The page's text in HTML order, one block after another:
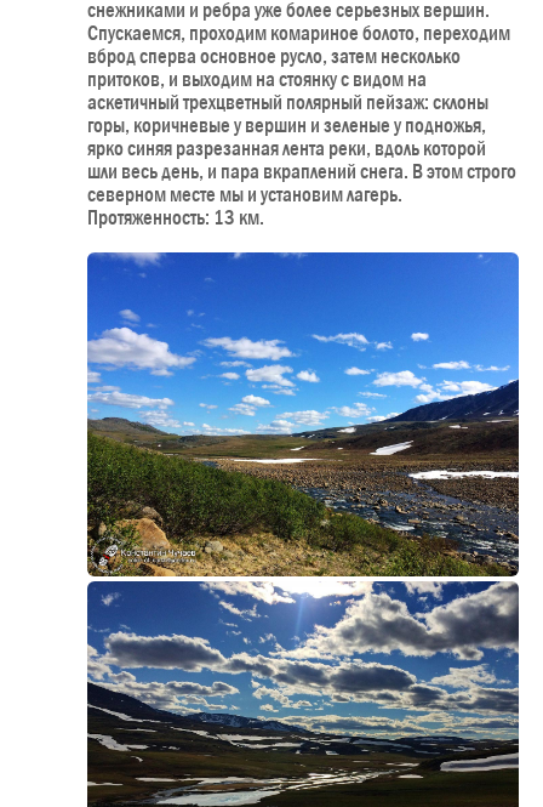
снежниками и ребра уже более серьезных вершин.
Спускаемся, проходим комариное болото, переходим
вброд сперва основное русло, затем несколько
притоков, и выходим на стоянку с видом на
аскетичный трехцветный полярный пейзаж: склоны
горы, коричневые у вершин и зеленые у подножья,
ярко синяя разрезанная лента реки, вдоль которой
шли весь день, и пара вкраплений снега. В этом строго
северном месте мы и установим лагерь.
Протяженность: 13 км.